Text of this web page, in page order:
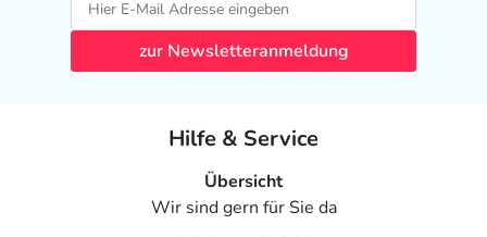
zur Newsletteranmeldung
Hilfe & Service
Übersicht
Wir sind gern für Sie da